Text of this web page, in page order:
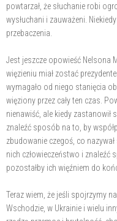
powtarzał, że słuchanie robi
wysłuchani i zauważeni.
przebaczenia.
Jest jeszcze opowieść Nelsona
więzieniu miał zostać
wymagało od niego stanięcia
więziony przez cały ten czas.
nienawiść, ale kiedy zastanowił
znaleźć sposób na to, by
zbudowanie czegoś, co
nich człowieczeństwo i znaleźć
pozostałby ich więźniem do
Teraz wiem, że jeśli spojrzymy
Wschodzie, w Ukrainie i wielu